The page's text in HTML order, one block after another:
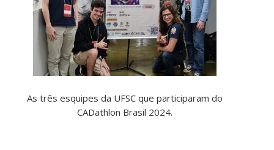
As três esquipes da UFSC que participaram do
CADathlon Brasil 2024.